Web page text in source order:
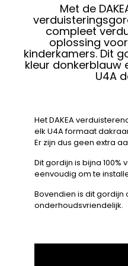
Met de
compleet
oplossing
kinderkamers. Dit
kleur donkerblauw
U4A
Het DAKEA
elk U4A formaat
Er zijn dus geen extra
Dit gordijn is bijna
eenvoudig om te
Bovendien is dit gordijn
onderhoudsvriendelijk.